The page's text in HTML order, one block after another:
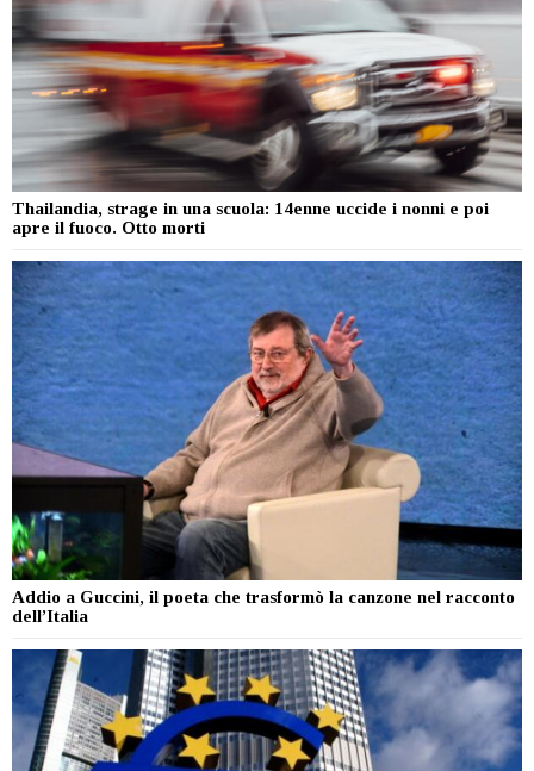
Thailandia, strage in una scuola: 14enne uccide i nonni e poi
apre il fuoco. Otto morti
Addio a Guccini, il poeta che trasformò la canzone nel racconto
dell’Italia